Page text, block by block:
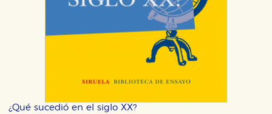
¿Qué sucedió en el siglo XX?